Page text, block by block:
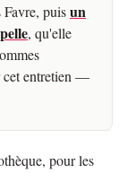
puisun
, qu'elle
cet entretien —
pour les